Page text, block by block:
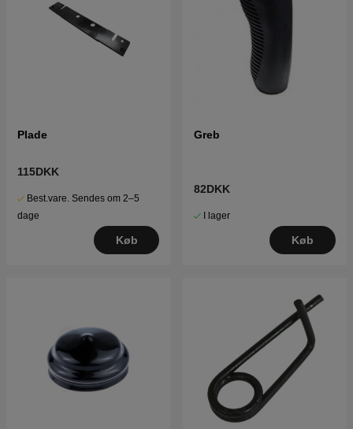
Plade
115DKK
Best.vare. Sendes om 2–5
dage
Køb
Greb
82DKK
I lager
Køb